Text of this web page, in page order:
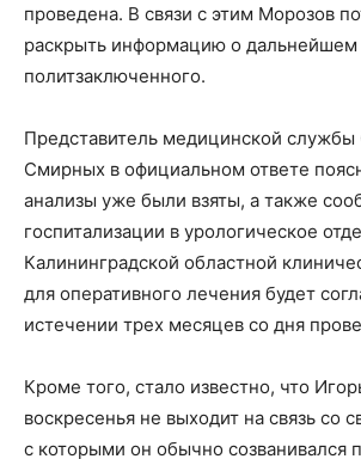
проведена. В связи с этим Морозов
раскрыть информацию о дальнейшем
политзаключенного.
Представитель медицинской
Смирных в официальном ответе
анализы уже были взяты, а также
госпитализации в урологическое
Калининградской областной
для оперативного лечения будет
истечении трех месяцев со дня
Кроме того, стало известно, что
воскресенья не выходит на связь со
с которыми он обычно созванивался